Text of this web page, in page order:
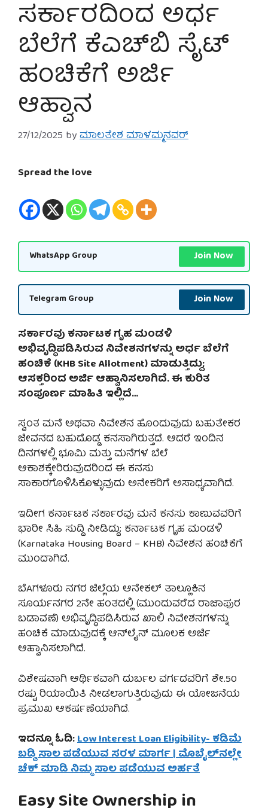
ಸರ್ಕಾರದಿಂದ ಅರ್ಧ
ಬೆಲೆಗೆ ಕೆಎಚ್‌ಬಿ ಸೈಟ್
ಹಂಚಿಕೆಗೆ ಅರ್ಜಿ
ಆಹ್ವಾನ
27/12/2025 byಮಾಲತೇಶ ಮಾಳಮ್ಮನವರ್
Spread the love
WhatsApp Group Join Now
Telegram Group Join Now
ಸರ್ಕಾರವು ಕರ್ನಾಟಕ ಗೃಹ ಮಂಡಳಿ
ಅಭಿವೃದ್ಧಿಪಡಿಸಿರುವ ನಿವೇಶನಗಳನ್ನು ಅರ್ಧ ಬೆಲೆಗೆ
ಹಂಚಿಕೆ (KHB Site Allotment) ಮಾಡುತ್ತಿದ್ದು;
ಆಸಕ್ತರಿಂದ ಅರ್ಜಿ ಆಹ್ವಾನಿಸಲಾಗಿದೆ. ಈ ಕುರಿತ
ಸಂಪೂರ್ಣ ಮಾಹಿತಿ ಇಲ್ಲಿದೆ…
ಸ್ವಂತ ಮನೆ ಅಥವಾ ನಿವೇಶನ ಹೊಂದುವುದು ಬಹುತೇಕರ
ಜೀವನದ ಬಹುದೊಡ್ಡ ಕನಸಾಗಿರುತ್ತದೆ. ಆದರೆ ಇಂದಿನ
ದಿನಗಳಲ್ಲಿ ಭೂಮಿ ಮತ್ತು ಮನೆಗಳ ಬೆಲೆ
ಆಕಾಶಕ್ಕೇರಿರುವುದರಿಂದ ಈ ಕನಸು
ಸಾಕಾರಗೊಳಿಸಿಕೊಳ್ಳುವುದು ಅನೇಕರಿಗೆ ಅಸಾಧ್ಯವಾಗಿದೆ.
ಇದೀಗ ಕರ್ನಾಟಕ ಸರ್ಕಾರವು ಮನೆ ಕನಸು ಕಾಣುವವರಿಗೆ
ಭಾರೀ ಸಿಹಿ ಸುದ್ದಿ ನೀಡಿದ್ದು; ಕರ್ನಾಟಕ ಗೃಹ ಮಂಡಳಿ
(Karnataka Housing Board – KHB) ನಿವೇಶನ ಹಂಚಿಕೆಗೆ
ಮುಂದಾಗಿದೆ.
ಬೆAಗಳೂರು ನಗರ ಜಿಲ್ಲೆಯ ಆನೇಕಲ್ ತಾಲ್ಲೂಕಿನ
ಸೂರ್ಯನಗರ 2ನೇ ಹಂತದಲ್ಲಿ (ಮುಂದುವರೆದ ರಾಜಾಪುರ
ಬಡಾವಣೆ) ಅಭಿವೃದ್ಧಿಪಡಿಸಿರುವ ಖಾಲಿ ನಿವೇಶನಗಳನ್ನು
ಹಂಚಿಕೆ ಮಾಡುವುದಕ್ಕೆ ಆನ್‌ಲೈನ್ ಮೂಲಕ ಅರ್ಜಿ
ಆಹ್ವಾನಿಸಲಾಗಿದೆ.
ವಿಶೇಷವಾಗಿ ಆರ್ಥಿಕವಾಗಿ ದುರ್ಬಲ ವರ್ಗದವರಿಗೆ ಶೇ.50
ರಷ್ಟು ರಿಯಾಯಿತಿ ನೀಡಲಾಗುತ್ತಿರುವುದು ಈ ಯೋಜನೆಯ
ಪ್ರಮುಖ ಆಕರ್ಷಣೆಯಾಗಿದೆ.
ಇದನ್ನೂ ಓದಿ:Low Interest Loan Eligibility- ಕಡಿಮೆ
ಬಡ್ಡಿ ಸಾಲ ಪಡೆಯುವ ಸರಳ ಮಾರ್ಗ | ಮೊಬೈಲ್‌ನಲ್ಲೇ
ಚೆಕ್ ಮಾಡಿ ನಿಮ್ಮ ಸಾಲ ಪಡೆಯುವ ಅರ್ಹತೆ